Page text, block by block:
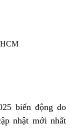
biến động do
nhật mới nhất